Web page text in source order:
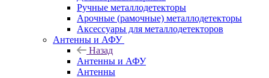
Ручные металлодетекторы
Арочные (рамочные) металлодетекторы
Аксессуары для металлодетекторов
Антенны и АФУ
Назад
Антенны и АФУ
Антенны